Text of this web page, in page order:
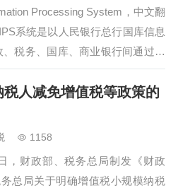
Processing System，中文翻
系统是以人民银行总行国库信息
税务、国库、商业银行间通过星
的流转,完成税收收入的征缴、入
，该系统上线运行后,全市国税纳
申报后，不再需要手动点击扣款
人减免增值税等政策的
1158
，财政部、税务总局制发《财政
总局关于明确增值税小规模纳税